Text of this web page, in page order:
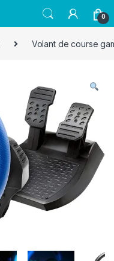
0
Volant de course